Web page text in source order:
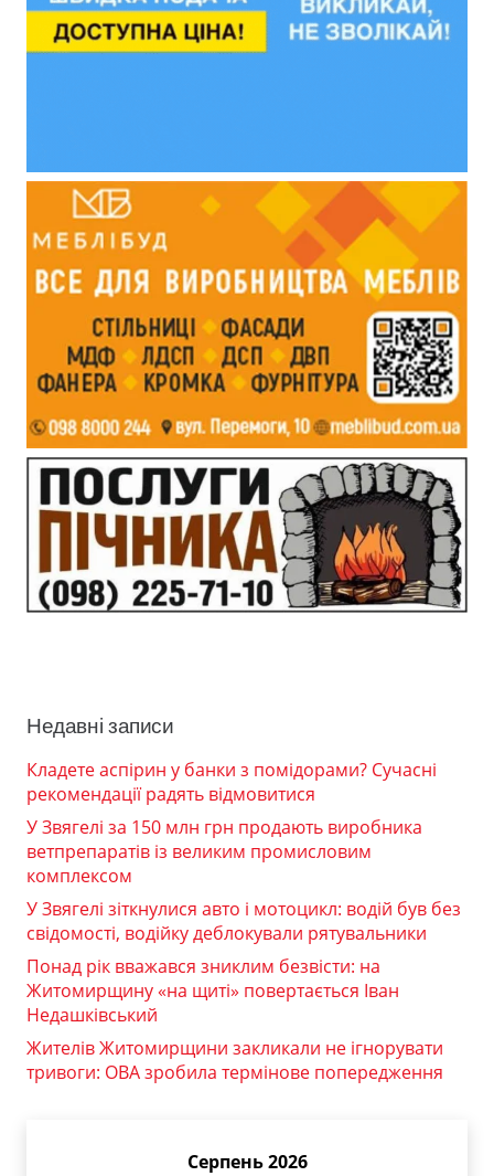
Недавні записи
Кладете аспірин у банки з помідорами? Сучасні
рекомендації радять відмовитися
У Звягелі за 150 млн грн продають виробника
ветпрепаратів із великим промисловим
комплексом
У Звягелі зіткнулися авто і мотоцикл: водій був без
свідомості, водійку деблокували рятувальники
Понад рік вважався зниклим безвісти: на
Житомирщину «на щиті» повертається Іван
Недашківський
Жителів Житомирщини закликали не ігнорувати
тривоги: ОВА зробила термінове попередження
Серпень 2026